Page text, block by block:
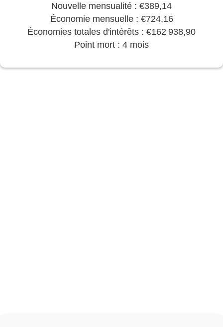
Nouvelle mensualité : €389,14
Économie mensuelle : €724,16
Économies totales d'intérêts : €162 938,90
Point mort : 4 mois